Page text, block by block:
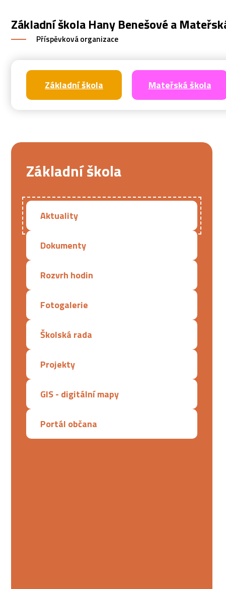
Základní škola Hany Benešové a
Příspěvková organizace
Základní škola Mateřská škola
Základní škola
Aktuality
Dokumenty
Rozvrh hodin
Fotogalerie
Školská rada
Projekty
GIS - digitální mapy
Portál občana